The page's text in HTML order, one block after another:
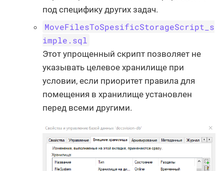
под специфику других задач.
MoveFilesToSpesificStorageScript_s
imple.sql
Этот упрощенный скрипт позволяет не
указывать целевое хранилище при
условии, если приоритет правила для
помещения в хранилище установлен
перед всеми другими.